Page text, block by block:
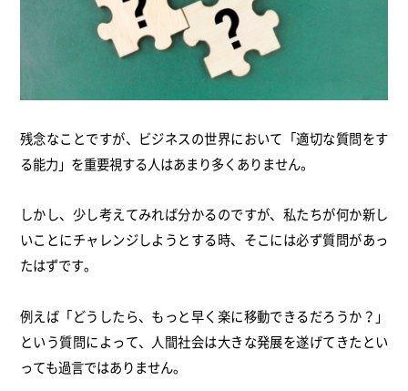
残念なことですが、ビジネスの世界において「適切な質問をす
る能力」を重要視する人はあまり多くありません。
しかし、少し考えてみれば分かるのですが、私たちが何か新し
いことにチャレンジしようとする時、そこには必ず質問があっ
たはずです。
例えば「どうしたら、もっと早く楽に移動できるだろうか？」
という質問によって、人間社会は大きな発展を遂げてきたとい
っても過言ではありません。